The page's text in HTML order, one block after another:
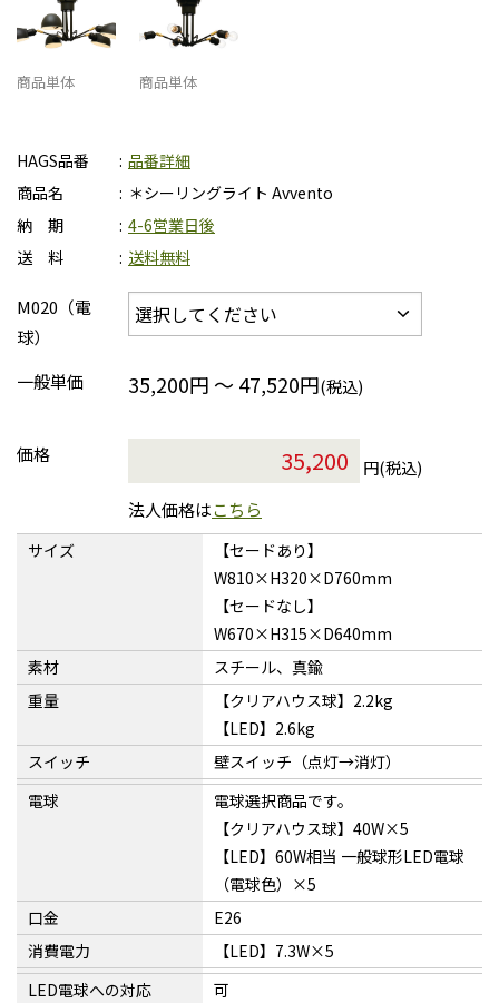
商品単体 商品単体
HAGS品番
品番詳細
商品名
＊シーリングライト Avvento
納 期
4-6営業日後
送 料
送料無料
M020（電
球）
一般単価
35,200円 ～ 47,520円(税込)
価格
円(税込)
法人価格はこちら
サイズ
【セードあり】
W810×H320×D760mm
【セードなし】
W670×H315×D640mm
素材
スチール、真鍮
重量
【クリアハウス球】2.2kg
【LED】2.6kg
スイッチ
壁スイッチ（点灯→消灯）
電球
電球選択商品です。
【クリアハウス球】40W×5
【LED】60W相当 一般球形LED電球
（電球色）×5
口金
E26
消費電力
【LED】7.3W×5
LED電球への対応
可